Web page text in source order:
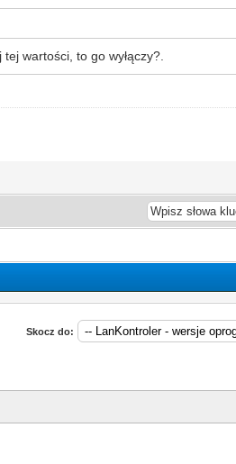
wartości, to go wyłączy?.
Skocz do: